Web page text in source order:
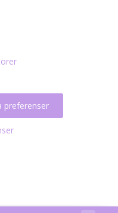
preferenser